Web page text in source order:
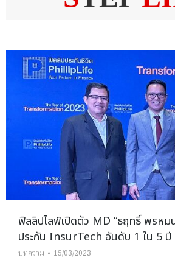
ฟิลลิปไลฟ์เปิดตัว MD “ธฤทธิ์ พรหม
ประกัน InsurTech อันดับ 1 ใน 5 ปี
บทความ 15/03/2023